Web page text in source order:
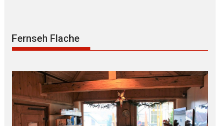
Fernseh Flache